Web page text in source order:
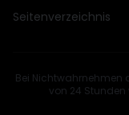
Seitenverzeichnis
Bei Nichtwahrnehmen
von 24